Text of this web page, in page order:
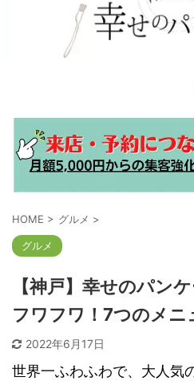
HOME > グルメ >
グルメ
【神戸】幸せのパン
フワフワ！7つのメニ
2022年6月17日
世界一ふわふわで、大人気